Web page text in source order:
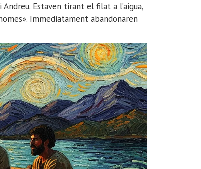
Estaven tirant el filat a l’aigua,
Immediatament abandonaren